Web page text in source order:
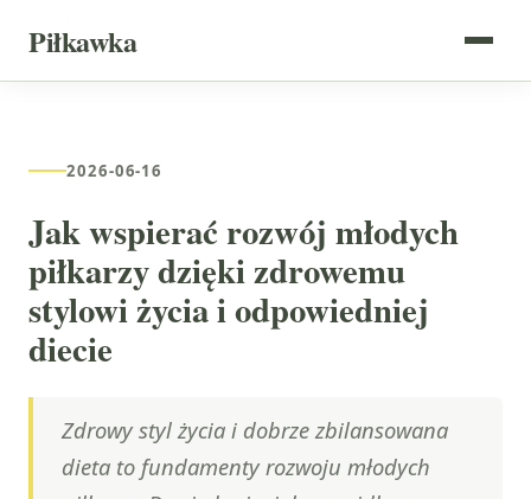
Piłkawka
2026-06-16
Jak wspierać rozwój młodych
piłkarzy dzięki zdrowemu
stylowi życia i odpowiedniej
diecie
Zdrowy styl życia i dobrze zbilansowana
dieta to fundamenty rozwoju młodych